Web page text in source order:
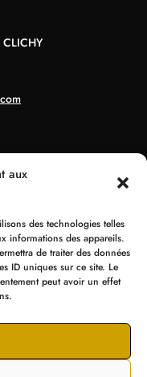
aux
des technologies telles
informations des appareils.
de traiter des données
ID uniques sur ce site. Le
peut avoir un effet